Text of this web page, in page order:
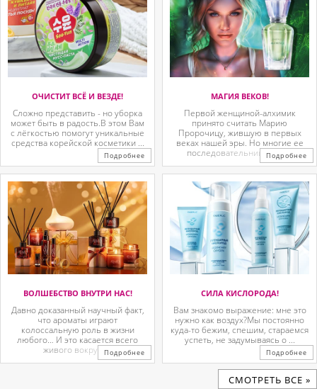
ОЧИСТИТ ВСЁ И ВЕЗДЕ!
Сложно представить - но уборка
может быть в радость.В этом Вам
с лёгкостью помогут уникальные
средства корейской косметики ...
Подробнее
МАГИЯ ВЕКОВ!
Первой женщиной-алхимик
принято считать Марию
Пророчицу, жившую в первых
веках нашей эры. Но многие ее
последовательницы так ...
Подробнее
ВОЛШЕБСТВО ВНУТРИ НАС!
Давно доказанный научный факт,
что ароматы играют
колоссальную роль в жизни
любого… И это касается всего
живого вокруг. ...Подробнее
СИЛА КИСЛОРОДА!
Вам знакомо выражение: мне это
нужно как воздух?Мы постоянно
куда-то бежим, спешим, стараемся
успеть, не задумываясь о ...
Подробнее
CМОТРЕТЬ ВСЕ »